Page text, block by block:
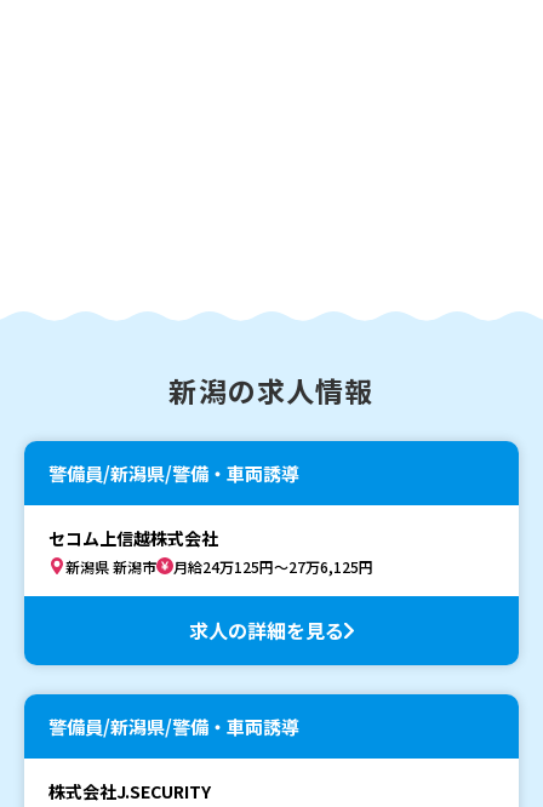
新潟の求人情報
警備員/新潟県/警備・車両誘導
セコム上信越株式会社
新潟県 新潟市 月給24万125円～27万6,125円
求人の詳細を見る
警備員/新潟県/警備・車両誘導
株式会社J.SECURITY